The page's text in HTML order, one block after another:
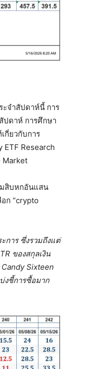
ะจำสัปดาห์นี้ การ
ปดาห์ การศึกษา
กี่ยวกับการ
Research
Market
สิบหกอันแสน
ก “crypto
การ ซึ่งรวมถึงแต่
ของสกุลเงิน
Sixteen
งชี้การซื้อมาก